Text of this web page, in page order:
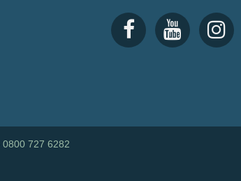
0800 727 6282